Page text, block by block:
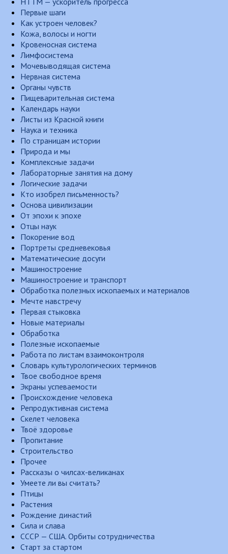
Первые шаги
Как устроен человек?
Кожа, волосы и ногти
Кровеносная система
Лимфосистема
Мочевыводящая система
Нервная система
Органы чувств
Пищеварительная система
Календарь науки
Листы из Красной книги
Наука и техника
По страницам истории
Природа и мы
Комплексные задачи
Лабораторные занятия на дому
Логические задачи
Кто изобрел письменность?
Основа цивилизации
От эпохи к эпохе
Отцы наук
Покорение вод
Портреты средневековья
Математические досуги
Машиностроение
Машиностроение и транспорт
Обработка полезных ископаемых и материалов
Мечте навстречу
Первая стыковка
Новые материалы
Обработка
Полезные ископаемые
Работа по листам взаимоконтроля
Словарь культурологических терминов
Твое свободное время
Экраны успеваемости
Происхождение человека
Репродуктивная система
Скелет человека
Твоё здоровье
Пропитание
Строительство
Прочее
Рассказы о чилсах-великанах
Умеете ли вы считать?
Птицы
Растения
Рождение династий
Сила и слава
СССР — США. Орбиты сотрудничества
Старт за стартом